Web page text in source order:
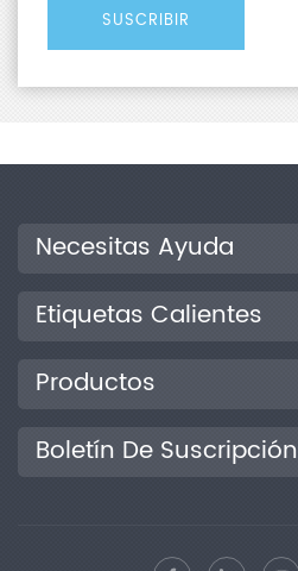
Necesitas Ayuda
Etiquetas Calientes
Productos
Boletín De Suscripción